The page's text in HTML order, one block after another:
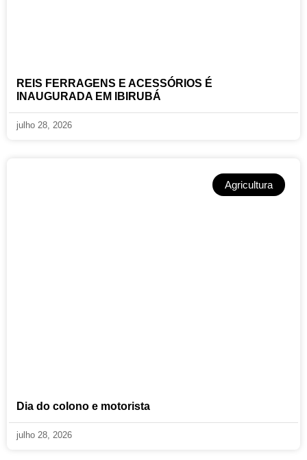
REIS FERRAGENS E ACESSÓRIOS É
INAUGURADA EM IBIRUBÁ
julho 28, 2026
Agricultura
Dia do colono e motorista
julho 28, 2026